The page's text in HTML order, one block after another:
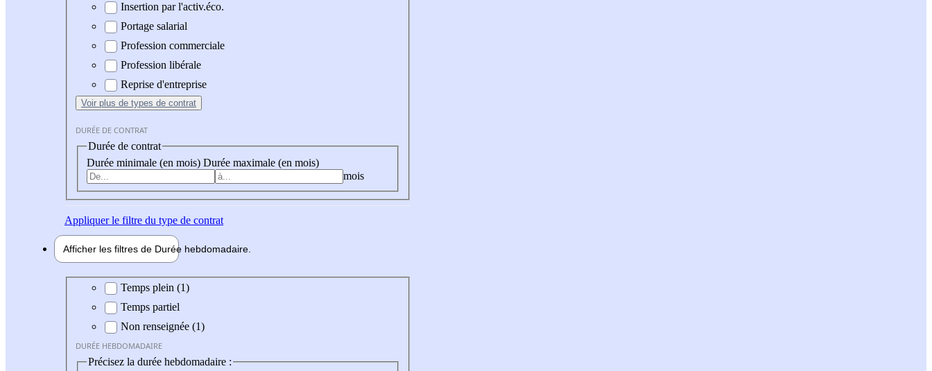
Insertion par l'activ.éco.
Portage salarial
Profession commerciale
Profession libérale
Reprise d'entreprise
Voir plus de types de contrat
DURÉE DE CONTRAT
Durée de contrat
Durée minimale (en mois) Durée maximale (en mois)
mois
Appliquerle filtre du type de contrat
Afficher les filtres de Durée hebdomadaire
Durée hebdomadaire
Temps plein (1)
Temps partiel
Non renseignée (1)
DURÉE HEBDOMADAIRE
Précisez la durée hebdomadaire :